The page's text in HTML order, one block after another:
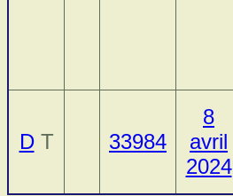
DT 33984
8
avril
2024